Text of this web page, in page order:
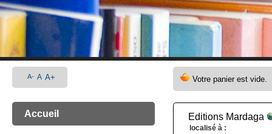
Editions Mardaga
localisé à :
A- A A+
Accueil